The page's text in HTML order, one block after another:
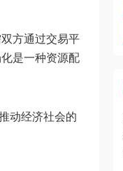
方通过交易平
是一种资源配
动经济社会的